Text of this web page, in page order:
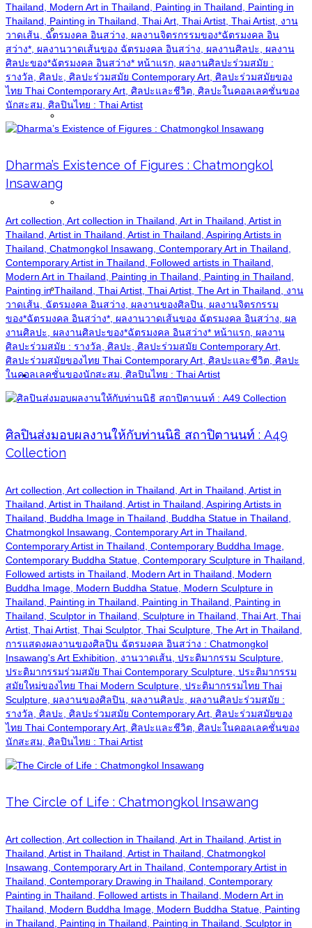
News
Buddha Images
Biography
Thailand, Modern Art in Thailand, Painting in Thailand, Painting in
Thailand, Painting in Thailand, Thai Art, Thai Artist, Thai Artist, งาน
วาดเส้น, ฉัตรมงคล อินสว่าง, ผลงานจิตรกรรมของ*ฉัตรมงคล อิน
สว่าง*, ผลงานวาดเส้นของ ฉัตรมงคล อินสว่าง, ผลงานศิลปะ, ผลงาน
ศิลปะของ*ฉัตรมงคล อินสว่าง* หน้าแรก, ผลงานศิลปะร่วมสมัย :
รางวัล, ศิลปะ, ศิลปะร่วมสมัย Contemporary Art, ศิลปะร่วมสมัยของ
ไทย Thai Contemporary Art, ศิลปะและชีวิต, ศิลปะในคอลเลคชั่นของ
นักสะสม, ศิลปินไทย : Thai Artist
Dharma’s Existence of Figures : Chatmongkol
Insawang
Art collection, Art collection in Thailand, Art in Thailand, Artist in
Thailand, Artist in Thailand, Artist in Thailand, Aspiring Artists in
Thailand, Chatmongkol Insawang, Contemporary Art in Thailand,
Contemporary Artist in Thailand, Followed artists in Thailand,
Modern Art in Thailand, Painting in Thailand, Painting in Thailand,
Painting in Thailand, Thai Artist, Thai Artist, The Art in Thailand, งาน
วาดเส้น, ฉัตรมงคล อินสว่าง, ผลงานของศิลปิน, ผลงานจิตรกรรม
ของ*ฉัตรมงคล อินสว่าง*, ผลงานวาดเส้นของ ฉัตรมงคล อินสว่าง, ผล
งานศิลปะ, ผลงานศิลปะของ*ฉัตรมงคล อินสว่าง* หน้าแรก, ผลงาน
ศิลปะร่วมสมัย : รางวัล, ศิลปะ, ศิลปะร่วมสมัย Contemporary Art,
ศิลปะร่วมสมัยของไทย Thai Contemporary Art, ศิลปะและชีวิต, ศิลปะ
ในคอลเลคชั่นของนักสะสม, ศิลปินไทย : Thai Artist
ศิลปินส่งมอบผลงานให้กับท่านนิธิ สถาปิตานนท์ : A49
Collection
Art collection, Art collection in Thailand, Art in Thailand, Artist in
Thailand, Artist in Thailand, Artist in Thailand, Aspiring Artists in
Thailand, Buddha Image in Thailand, Buddha Statue in Thailand,
Chatmongkol Insawang, Contemporary Art in Thailand,
Contemporary Artist in Thailand, Contemporary Buddha Image,
Contemporary Buddha Statue, Contemporary Sculpture in Thailand,
Followed artists in Thailand, Modern Art in Thailand, Modern
Buddha Image, Modern Buddha Statue, Modern Sculpture in
Thailand, Painting in Thailand, Painting in Thailand, Painting in
Thailand, Sculptor in Thailand, Sculpture in Thailand, Thai Art, Thai
Artist, Thai Artist, Thai Sculptor, Thai Sculpture, The Art in Thailand,
การแสดงผลงานของศิลปิน ฉัตรมงคล อินสว่าง : Chatmongkol
Insawang's Art Exhibition, งานวาดเส้น, ประติมากรรม Sculpture,
ประติมากรรมร่วมสมัย Thai Contemporary Sculpture, ประติมากรรม
สมัยใหม่ของไทย Thai Modern Sculpture, ประติมากรรมไทย Thai
Sculpture, ผลงานของศิลปิน, ผลงานศิลปะ, ผลงานศิลปะร่วมสมัย :
รางวัล, ศิลปะ, ศิลปะร่วมสมัย Contemporary Art, ศิลปะร่วมสมัยของ
ไทย Thai Contemporary Art, ศิลปะและชีวิต, ศิลปะในคอลเลคชั่นของ
นักสะสม, ศิลปินไทย : Thai Artist
The Circle of Life : Chatmongkol Insawang
Art collection, Art collection in Thailand, Art in Thailand, Artist in
Thailand, Artist in Thailand, Artist in Thailand, Chatmongkol
Insawang, Contemporary Art in Thailand, Contemporary Artist in
Thailand, Contemporary Drawing in Thailand, Contemporary
Painting in Thailand, Followed artists in Thailand, Modern Art in
Thailand, Modern Buddha Image, Modern Buddha Statue, Painting
in Thailand, Painting in Thailand, Painting in Thailand, Sculptor in